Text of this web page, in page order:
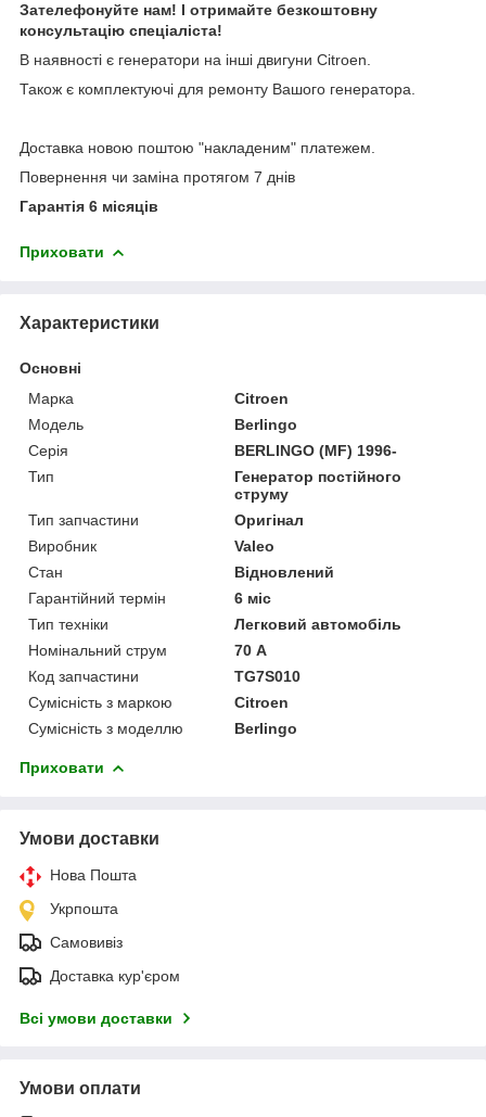
Зателефонуйте нам! І отримайте безкоштовну
консультацію спеціаліста!
В наявності є генератори на інші двигуни Citroen.
Також є комплектуючі для ремонту Вашого генератора.
Доставка новою поштою "накладеним" платежем.
Повернення чи заміна протягом 7 днів
Гарантія 6 місяців
Приховати
Характеристики
Основні
Марка
Citroen
Модель
Berlingo
Серія
BERLINGO (MF) 1996-
Тип
Генератор постійного
струму
Тип запчастини
Оригінал
Виробник
Valeo
Стан
Відновлений
Гарантійний термін
6 міс
Тип техніки
Легковий автомобіль
Номінальний струм
70 А
Код запчастини
TG7S010
Сумісність з маркою
Citroen
Сумісність з моделлю
Berlingo
Приховати
Умови доставки
Нова Пошта
Укрпошта
Самовивіз
Доставка кур'єром
Всі умови доставки
Умови оплати